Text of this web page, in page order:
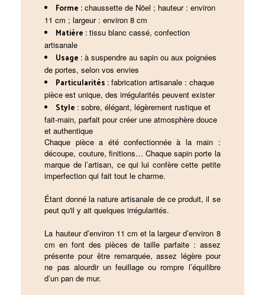
Forme : chaussette de Nöel ; hauteur : environ
11 cm ; largeur : environ 8 cm
Matière : tissu blanc cassé, confection
artisanale
Usage : à suspendre au sapin ou aux poignées
de portes, selon vos envies
Particularités : fabrication artisanale : chaque
pièce est unique, des irrégularités peuvent exister
Style : sobre, élégant, légèrement rustique et
fait-main, parfait pour créer une atmosphère douce
et authentique
Chaque pièce a été confectionnée à la main :
découpe, couture, finitions… Chaque sapin porte la
marque de l’artisan, ce qui lui confère cette petite
imperfection qui fait tout le charme.
Étant donné la nature artisanale de ce produit, il se
peut qu'il y ait quelques irrégularités.
La hauteur d’environ 11 cm et la largeur d’environ 8
cm en font des pièces de taille parfaite : assez
présente pour être remarquée, assez légère pour
ne pas alourdir un feuillage ou rompre l’équilibre
d’un pan de mur.